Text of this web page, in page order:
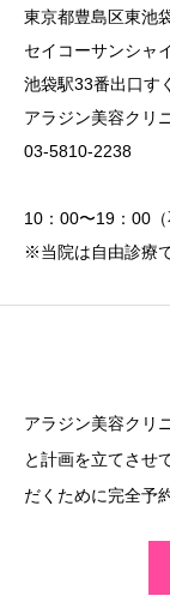
東京都豊島区東池
セイコーサンシャ
池袋駅33番出口す
アラジン美容クリ
03-5810-2238
10：00〜19：00（
※当院は自由診療
アラジン美容クリ
と計画を立てさせ
だくために完全予